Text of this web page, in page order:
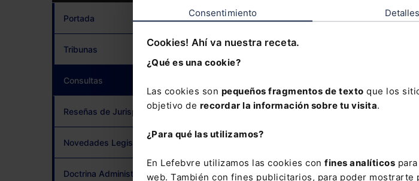
Consentimiento Detalles
Cookies! Ahí va nuestra receta.
¿Qué es una cookie?
Las cookies son pequeños fragmentos de texto que los
objetivo de recordar la información sobre tu visita.
¿Para qué las utilizamos?
En Lefebvre utilizamos las cookies con fines analíticos
web. También con fines publicitarios, para poder
Portada
Tribunas
Consultas
Reseñas de Jurisprudencia
Novedades Legislativas
Doctrina Administrativa
Si todavía no te has suscrito,
adquiere tu acceso con un